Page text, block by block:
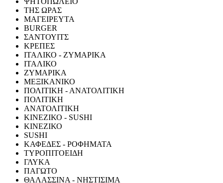
ΤΗΣ ΩΡΑΣ
ΜΑΓΕΙΡΕΥΤΑ
BURGER
ΣΑΝΤΟΥΙΤΣ
ΚΡΕΠΕΣ
ΙΤΑΛΙΚΟ - ΖΥΜΑΡΙΚΑ
ΙΤΑΛΙΚΟ
ΖΥΜΑΡΙΚΑ
ΜΕΞΙΚΑΝΙΚΟ
ΠΟΛΙΤΙΚΗ - ΑΝΑΤΟΛΙΤΙΚΗ
ΠΟΛΙΤΙΚΗ
ΑΝΑΤΟΛΙΤΙΚΗ
ΚΙΝΕΖΙΚΟ - SUSHI
ΚΙΝΕΖΙΚΟ
SUSHI
ΚΑΦΕΔΕΣ - ΡΟΦΗΜΑΤΑ
ΤΥΡΟΠΙΤΟΕΙΔΗ
ΓΛΥΚΑ
ΠΑΓΩΤΟ
ΘΑΛΑΣΣΙΝΑ - ΝΗΣΤΙΣΙΜΑ